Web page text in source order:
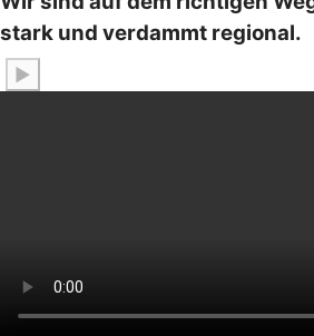
stark und verdammt regional.
▶